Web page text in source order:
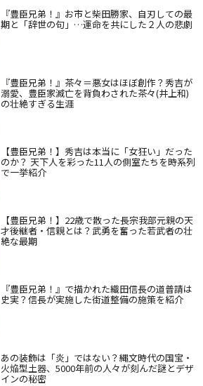
『豊臣兄弟！』お市と柴田勝家、自刃しての最
期と「辞世の句」…運命を共にした２人の悲劇
『豊臣兄弟！』茶々＝悪女はほぼ創作？秀吉が
溺愛、豊臣家滅亡を背負わされた茶々(井上和)
の壮絶すぎる生涯
【豊臣兄弟！】秀吉は本当に「女狂い」だった
のか？ 天下人を彩った11人の側室たちを時系列
で一挙紹介
【豊臣兄弟！】22歳で散った長宗我部元親の天
才後継者・信親とは？武勇を奮った若武者の壮
絶な最期
『豊臣兄弟！』で描かれた織田信長の道普請は
史実？信長が実施した街道整備の施策を紹介
あの装飾は「炎」ではない？縄文時代の国宝・
火焔型土器、5000年前の人々が刻んだ謎とデザ
インの秘密